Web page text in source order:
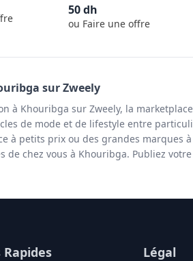
50dh
ou Faire une offre
sur Zweely
à Khouribga sur Zweely, la
de mode et de lifestyle entre
à petits prix ou des grandes marques
chez vous à Khouribga. Publiez
Rapides Légal